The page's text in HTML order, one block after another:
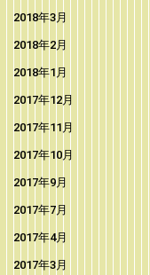
2018年3月
2018年2月
2018年1月
2017年12月
2017年11月
2017年10月
2017年9月
2017年7月
2017年4月
2017年3月